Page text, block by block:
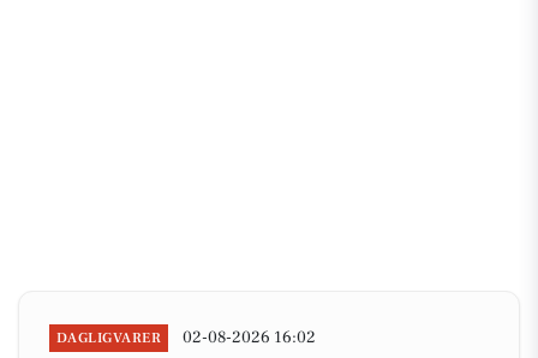
DAGLIGVARER 02-08-2026 16:02